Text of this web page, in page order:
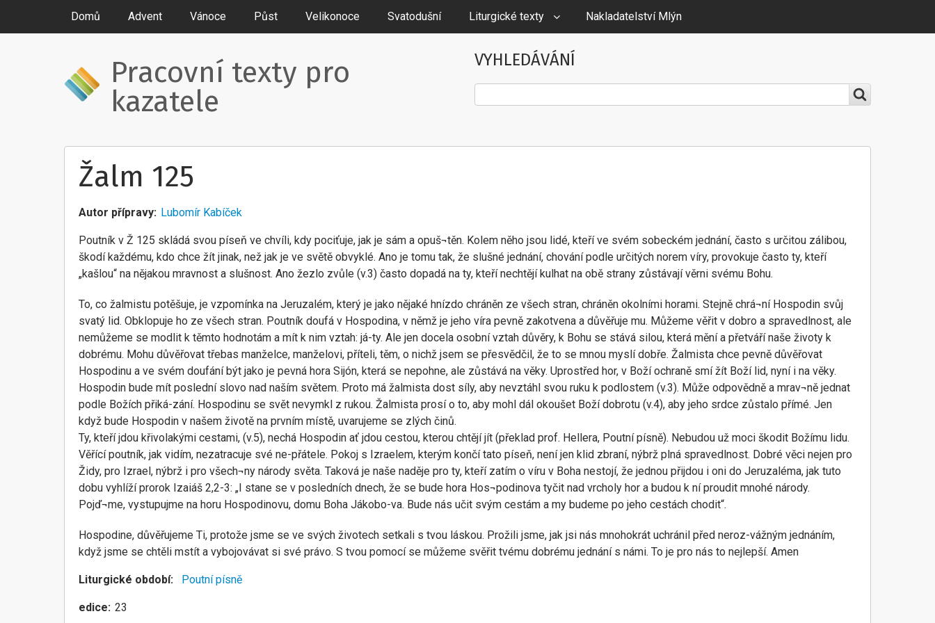
Domů Advent Vánoce Půst Velikonoce Svatodušní Liturgické texty Nakladatelství Mlýn
Pracovní texty pro
kazatele
VYHLEDÁVÁNÍ
Žalm 125
Autor přípravy Lubomír Kabíček
Poutník v Ž 125 skládá svou píseň ve chvíli, kdy pociťuje, jak je sám a opuš¬těn. Kolem něho jsou lidé, kteří ve svém sobeckém jednání, často s určitou zálibou,
škodí každému, kdo chce žít jinak, než jak je ve světě obvyklé. Ano je tomu tak, že slušné jednání, chování podle určitých norem víry, provokuje často ty, kteří
„kašlou“ na nějakou mravnost a slušnost. Ano žezlo zvůle (v.3) často dopadá na ty, kteří nechtějí kulhat na obě strany zůstávají věrni svému Bohu.
To, co žalmistu potěšuje, je vzpomínka na Jeruzalém, který je jako nějaké hnízdo chráněn ze všech stran, chráněn okolními horami. Stejně chrá¬ní Hospodin svůj
svatý lid. Obklopuje ho ze všech stran. Poutník doufá v Hospodina, v němž je jeho víra pevně zakotvena a důvěřuje mu. Můžeme věřit v dobro a spravedlnost, ale
nemůžeme se modlit k těmto hodnotám a mít k nim vztah: já-ty. Ale jen docela osobní vztah důvěry, k Bohu se stává silou, která mění a přetváří naše životy k
dobrému. Mohu důvěřovat třebas manželce, manželovi, příteli, těm, o nichž jsem se přesvědčil, že to se mnou myslí dobře. Žalmista chce pevně důvěřovat
Hospodinu a ve svém doufání být jako je pevná hora Sijón, která se nepohne, ale zůstává na věky. Uprostřed hor, v Boží ochraně smí žít Boží lid, nyní i na věky.
Hospodin bude mít poslední slovo nad naším světem. Proto má žalmista dost síly, aby nevztáhl svou ruku k podlostem (v.3). Může odpovědně a mrav¬ně jednat
podle Božích přiká-zání. Hospodinu se svět nevymkl z rukou. Žalmista prosí o to, aby mohl dál okoušet Boží dobrotu (v.4), aby jeho srdce zůstalo přímé. Jen
když bude Hospodin v našem životě na prvním místě, uvarujeme se zlých činů.
Ty, kteří jdou křivolakými cestami, (v.5), nechá Hospodin ať jdou cestou, kterou chtějí jít (překlad prof. Hellera, Poutní písně). Nebudou už moci škodit Božímu lidu.
Věřící poutník, jak vidím, nezatracuje své ne-přátele. Pokoj s Izraelem, kterým končí tato píseň, není jen klid zbraní, nýbrž plná spravedlnost. Dobré věci nejen pro
Židy, pro Izrael, nýbrž i pro všech¬ny národy světa. Taková je naše naděje pro ty, kteří zatím o víru v Boha nestojí, že jednou přijdou i oni do Jeruzaléma, jak tuto
dobu vyhlíží prorok Izaiáš 2,2-3: „I stane se v posledních dnech, že se bude hora Hos¬podinova tyčit nad vrcholy hor a budou k ní proudit mnohé národy.
Pojď¬me, vystupujme na horu Hospodinovu, domu Boha Jákobo-va. Bude nás učit svým cestám a my budeme po jeho cestách chodit“.
Hospodine, důvěřujeme Ti, protože jsme se ve svých životech setkali s tvou láskou. Prožili jsme, jak jsi nás mnohokrát uchránil před neroz-vážným jednáním,
když jsme se chtěli mstít a vybojovávat si své právo. S tvou pomocí se můžeme svěřit tvému dobrému jednání s námi. To je pro nás to nejlepší. Amen
Liturgické období Poutní písně
edice 23